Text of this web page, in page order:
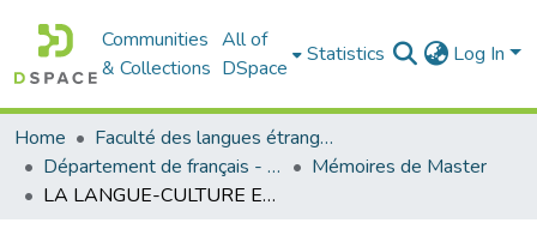
Communities
& Collections
All of
DSpace
Statistics Log In
Home
Faculté des langues étrangères
Département de français - قسم اللغة الفرنسية
Mémoires de Master
LA LANGUE-CULTURE ET LE « VIVRE ENSEMBLE EN PAIX